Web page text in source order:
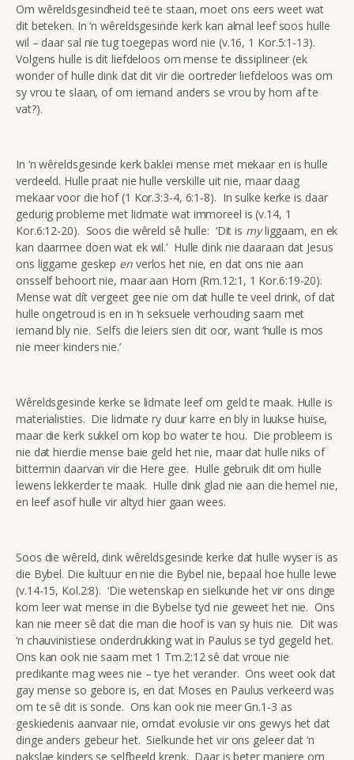
Om wêreldsgesindheid teë te staan, moet ons eers weet wat
dit beteken. In ‘n wêreldsgesinde kerk kan almal leef soos hulle
wil – daar sal nie tug toegepas word nie (v.16, 1 Kor.5:1-13).
Volgens hulle is dit liefdeloos om mense te dissiplineer (ek
wonder of hulle dink dat dit vir die oortreder liefdeloos was om
sy vrou te slaan, of om iemand anders se vrou by hom af te
vat?).
In ‘n wêreldsgesinde kerk baklei mense met mekaar en is hulle
verdeeld. Hulle praat nie hulle verskille uit nie, maar daag
mekaar voor die hof (1 Kor.3:3-4, 6:1-8). In sulke kerke is daar
gedurig probleme met lidmate wat immoreel is (v.14, 1
Kor.6:12-20). Soos die wêreld sê hulle: ‘Dit is myliggaam, en ek
kan daarmee doen wat ek wil.’ Hulle dink nie daaraan dat Jesus
ons liggame geskep en verlos het nie, en dat ons nie aan
onsself behoort nie, maar aan Hom (Rm.12:1, 1 Kor.6:19-20).
Mense wat dít vergeet gee nie om dat hulle te veel drink, of dat
hulle ongetroud is en in ‘n seksuele verhouding saam met
iemand bly nie. Selfs die leiers sien dit oor, want ‘hulle is mos
nie meer kinders nie.’
Wêreldsgesinde kerke se lidmate leef om geld te maak. Hulle is
materialisties. Die lidmate ry duur karre en bly in luukse huise,
maar die kerk sukkel om kop bo water te hou. Die probleem is
nie dat hierdie mense baie geld het nie, maar dat hulle niks of
bittermin daarvan vir die Here gee. Hulle gebruik dit om hulle
lewens lekkerder te maak. Hulle dink glad nie aan die hemel nie,
en leef asof hulle vir altyd hier gaan wees.
Soos die wêreld, dink wêreldsgesinde kerke dat hulle wyser is as
die Bybel. Die kultuur en nie die Bybel nie, bepaal hoe hulle lewe
(v.14-15, Kol.2:8). ‘Die wetenskap en sielkunde het vir ons dinge
kom leer wat mense in die Bybelse tyd nie geweet het nie. Ons
kan nie meer sê dat die man die hoof is van sy huis nie. Dit was
‘n chauvinistiese onderdrukking wat in Paulus se tyd gegeld het.
Ons kan ook nie saam met 1 Tm.2:12 sê dat vroue nie
predikante mag wees nie – tye het verander. Ons weet ook dat
gay mense so gebore is, en dat Moses en Paulus verkeerd was
om te sê dit is sonde. Ons kan ook nie meer Gn.1-3 as
geskiedenis aanvaar nie, omdat evolusie vir ons gewys het dat
dinge anders gebeur het. Sielkunde het vir ons geleer dat ‘n
pakslae kinders se selfbeeld krenk. Daar is beter maniere om